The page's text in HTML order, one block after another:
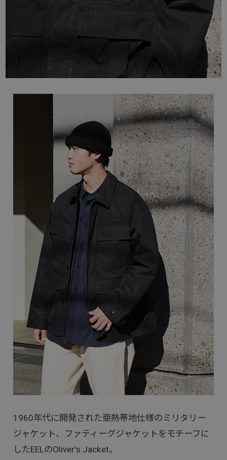
1960年代に開発された亜熱帯地仕様のミリタリー
ジャケット、ファティーグジャケットをモチーフに
したEELのOliver's Jacket。